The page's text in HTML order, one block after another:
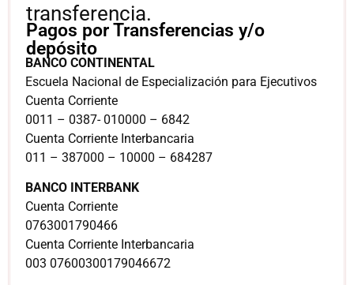
transferencia.
BANCO CONTINENTAL
Escuela Nacional de Especialización para Ejecutivos
Cuenta Corriente
0011 – 0387- 010000 – 6842
Cuenta Corriente Interbancaria
011 – 387000 – 10000 – 684287
BANCO INTERBANK
Cuenta Corriente
0763001790466
Cuenta Corriente Interbancaria
003 07600300179046672
Pagos por Transferencias y/o
depósito